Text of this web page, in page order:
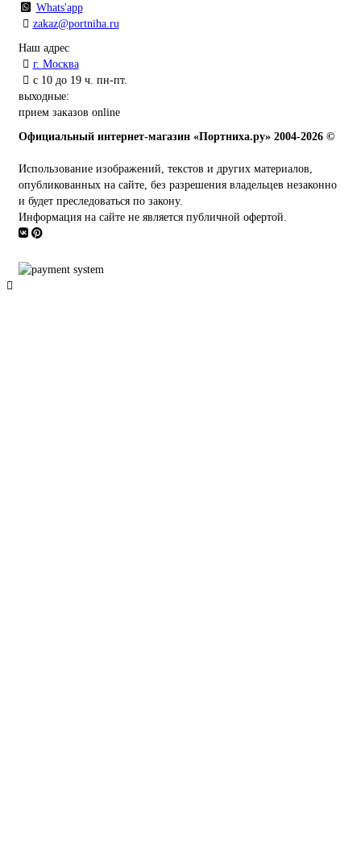
Whats'app
zakaz@portniha.ru
Наш адрес
г. Москва
с 10 до 19 ч. пн-пт.
выходные:
прием заказов online
Официальный интернет-магазин «Портниха.ру» 2004-2026 ©
Использование изображений, текстов и других материалов,
опубликованных на сайте, без разрешения владельцев незаконно
и будет преследоваться по закону.
Информация на сайте не является публичной офертой.